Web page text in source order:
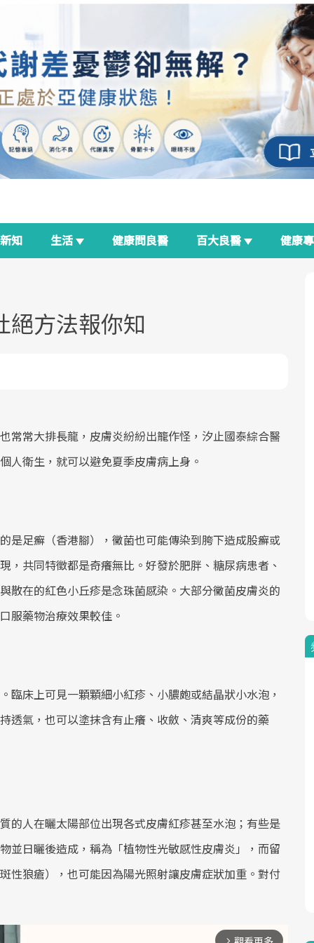
新知 生活 健康問良醫 百大良醫 健康
方法報你知
常常大排長龍，皮膚炎紛紛出籠作怪，汐止國泰綜合醫
人衛生，就可以避免夏季皮膚病上身。
是足癬（香港腳），黴菌也可能傳染到胯下造成股癬或
，共同特徵都是奇癢無比。好發於肥胖、糖尿病患者、
散在的紅色小丘疹是念珠菌感染。大部分黴菌皮膚炎的
服藥物治療效果較佳。
臨床上可見一顆顆細小紅疹、小膿皰或結晶狀小水泡，
透氣，也可以塗抹含有止癢、收斂、清爽等成份的藥
的人在曬太陽部位出現各式皮膚紅疹甚至水泡；有些是
日曬後造成，稱為「植物性光敏感性皮膚炎」，而留
性狼瘡），也可能因為陽光照射讓皮膚症狀加重。對付
arrow_forward_ios
面對超高齡社會的浪潮，台灣正在快速
邁向「健康照護」的新時代。隨著國家
療院所的服務，更是民眾了解自身健康
狀況、啟動健康管理的重要起點。
前往專題
2025年，就到良醫生活祭體驗「一站式
健康新生活」，從講座、體驗到運動，
前往專題
良醫健康網從「換季的身體變化」出
發，透過醫學觀點與日常感受的對話，
前往專題